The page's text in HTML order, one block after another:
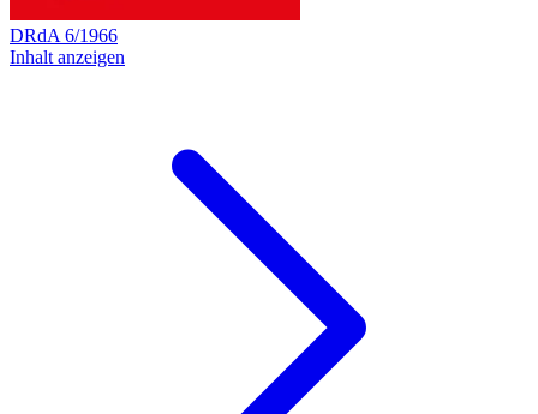
DRdA 6/1966
Inhalt anzeigen